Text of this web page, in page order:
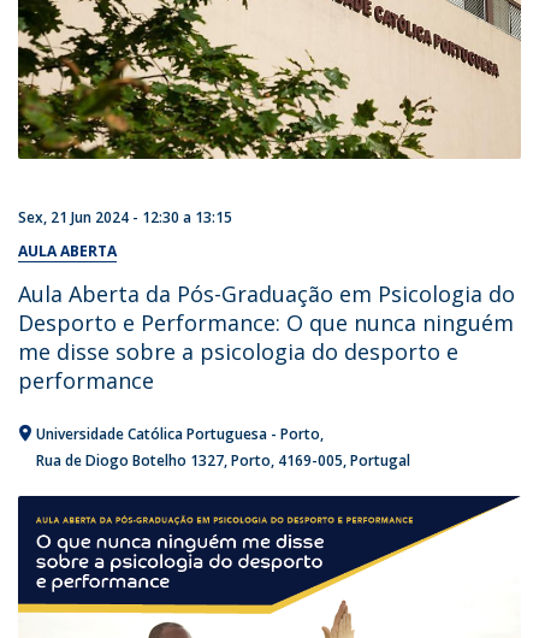
Sex, 21 Jun 2024 - 12:30 a 13:15
AULA ABERTA
Aula Aberta da Pós-Graduação em Psicologia do
Desporto e Performance: O que nunca ninguém
me disse sobre a psicologia do desporto e
performance
Universidade Católica Portuguesa - Porto
Rua de Diogo Botelho 1327 Porto 4169-005 Portugal